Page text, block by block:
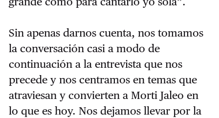
Sin apenas darnos cuenta, nos tomamos
la conversación casi a modo de
continuación a la entrevista que nos
precede y nos centramos en temas que
atraviesan y convierten a Morti Jaleo en
lo que es hoy. Nos dejamos llevar por la